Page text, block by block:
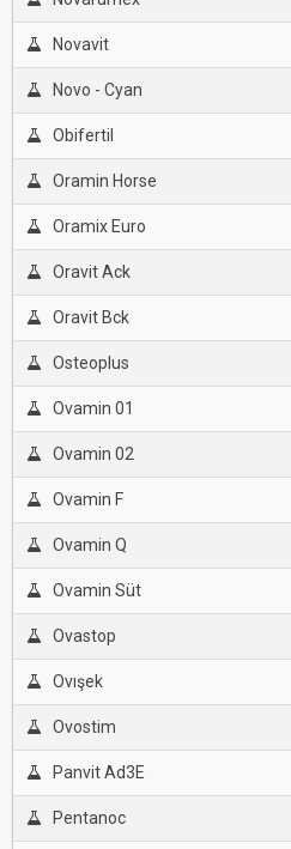
Novavit
Novo - Cyan
Obifertil
Oramin Horse
Oramix Euro
Oravit Ack
Oravit Bck
Osteoplus
Ovamin 01
Ovamin 02
Ovamin F
Ovamin Q
Ovamin Süt
Ovastop
Ovışek
Ovostim
Panvit Ad3E
Pentanoc